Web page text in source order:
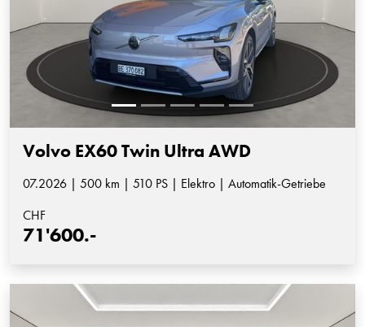
Volvo EX60 Twin Ultra AWD
07.2026 | 500 km | 510 PS | Elektro | Automatik-Getriebe
CHF
71'600.-